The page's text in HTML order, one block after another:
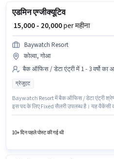
एडमिन एग्जीक्यूटिव
₹ 15,000 - 20,000per महीना
Baywatch Resort
कोल्वा, गोआ
बैक ऑफिस / डेटा एंट्री में 1 - 3 वर्षो का
ग्रेजुएट
Baywatch Resort में बैक ऑफिस / डेटा एंट्री
इस पद के लिए Fixed सैलरी उपलब्ध है। यह वैकेंसी
10+ दिन पहले पोस्ट की गई थी